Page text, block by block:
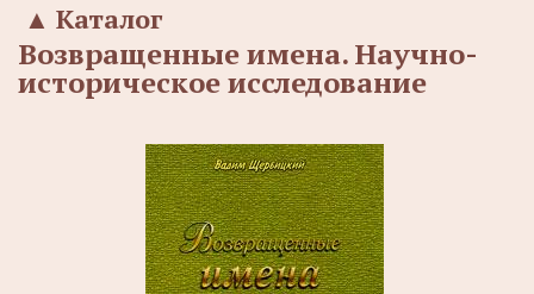
Каталог
▲
Возвращенные имена. Научно-
историческое исследование